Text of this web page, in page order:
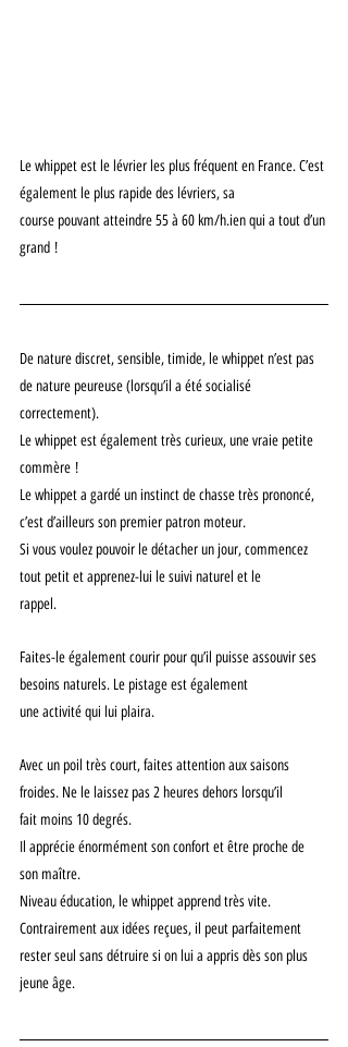
Le whippet est le lévrier les plus fréquent en France. C’est
également le plus rapide des lévriers, sa
course pouvant atteindre 55 à 60 km/h.ien qui a tout d’un
grand !
De nature discret, sensible, timide, le whippet n’est pas
de nature peureuse (lorsqu’il a été socialisé
correctement).
Le whippet est également très curieux, une vraie petite
commère !
Le whippet a gardé un instinct de chasse très prononcé,
c’est d’ailleurs son premier patron moteur.
Si vous voulez pouvoir le détacher un jour, commencez
tout petit et apprenez-lui le suivi naturel et le
rappel.
Faites-le également courir pour qu’il puisse assouvir ses
besoins naturels. Le pistage est également
une activité qui lui plaira.
Avec un poil très court, faites attention aux saisons
froides. Ne le laissez pas 2 heures dehors lorsqu’il
fait moins 10 degrés.
Il apprécie énormément son confort et être proche de
son maître.
Niveau éducation, le whippet apprend très vite.
Contrairement aux idées reçues, il peut parfaitement
rester seul sans détruire si on lui a appris dès son plus
jeune âge.